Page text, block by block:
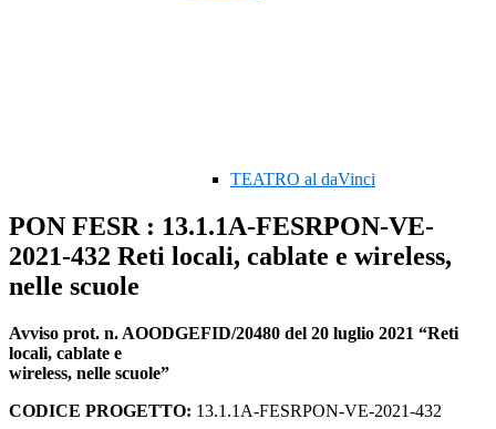
TEATRO al daVinci
PON FESR : 13.1.1A-FESRPON-VE-
2021-432 Reti locali, cablate e wireless,
nelle scuole
Avviso prot. n. AOODGEFID/20480 del 20 luglio 2021 “Reti
locali, cablate e
wireless, nelle scuole”
CODICE PROGETTO: 13.1.1A-FESRPON-VE-2021-432